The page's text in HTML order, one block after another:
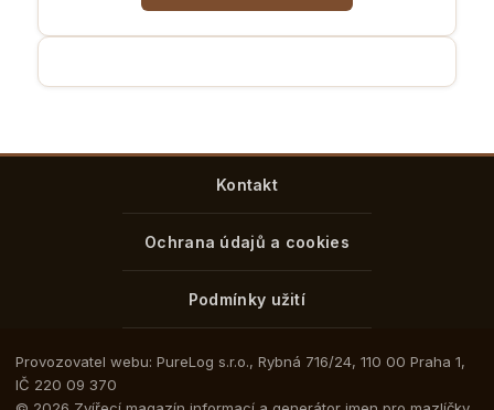
Kontakt
Ochrana údajů a cookies
Podmínky užití
Provozovatel webu: PureLog s.r.o., Rybná 716/24, 110 00 Praha 1,
IČ 220 09 370